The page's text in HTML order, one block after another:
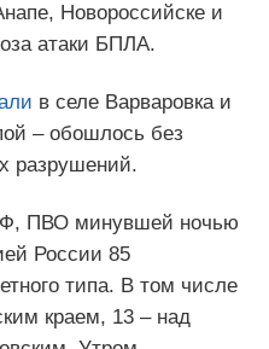
Новороссийске и
атаки БПЛА.
в селе Варваровка и
– обошлось без
разрушений.
ПВО минувшей ночью
России 85
типа. В том числе
краем, 13 – над